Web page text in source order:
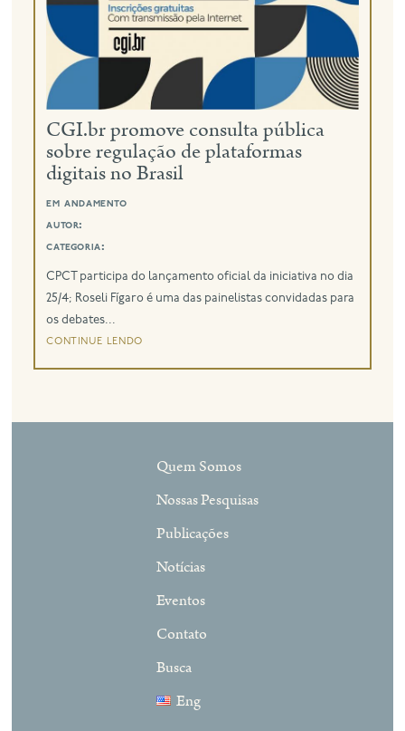
CGI.br promove consulta pública
sobre regulação de plataformas
digitais no Brasil
em andamento
autor:
categoria:
CPCT participa do lançamento oficial da iniciativa no dia
25/4; Roseli Fígaro é uma das painelistas convidadas para
os debates...
continue lendo
Quem Somos
Nossas Pesquisas
Publicações
Notícias
Eventos
Contato
Busca
Eng